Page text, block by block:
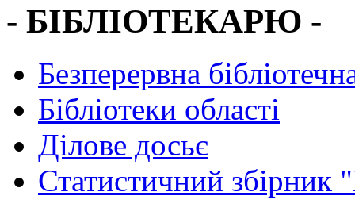
- БІБЛІОТЕКАРЮ -
Безперервна
Бібліотеки області
Ділове досьє
Статистичний